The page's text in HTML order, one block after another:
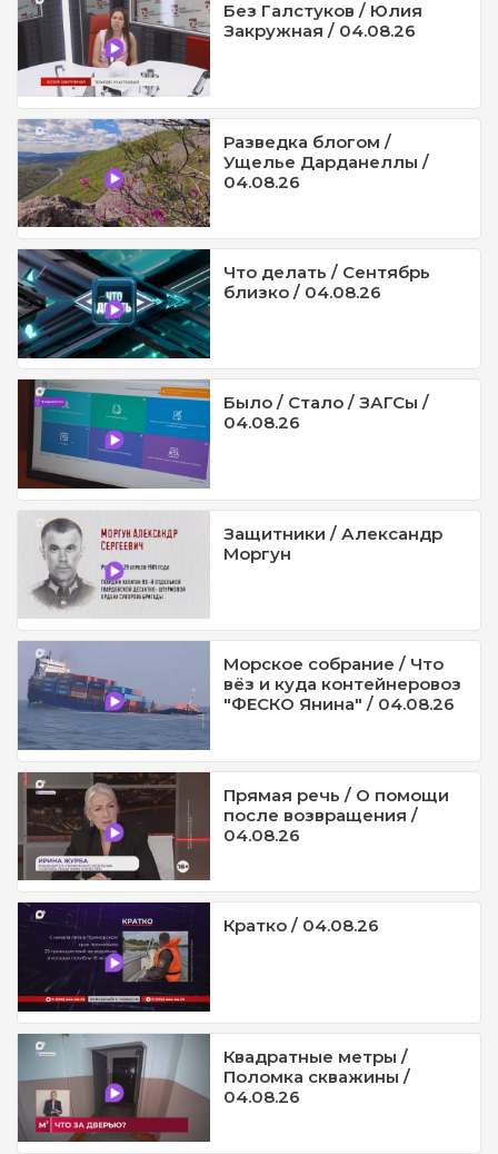
Без Галстуков / Юлия
Закружная / 04.08.26
Разведка блогом /
Ущелье Дарданеллы /
04.08.26
Что делать / Сентябрь
близко / 04.08.26
Было / Стало / ЗАГСы /
04.08.26
Защитники / Александр
Моргун
Морское собрание / Что
вёз и куда контейнеровоз
"ФЕСКО Янина" / 04.08.26
Прямая речь / О помощи
после возвращения /
04.08.26
Кратко / 04.08.26
Квадратные метры /
Поломка скважины /
04.08.26